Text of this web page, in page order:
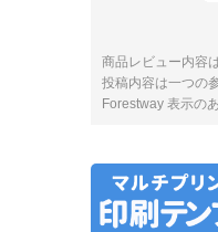
商品レビュー内容
投稿内容は一つの
Forestway 表示の